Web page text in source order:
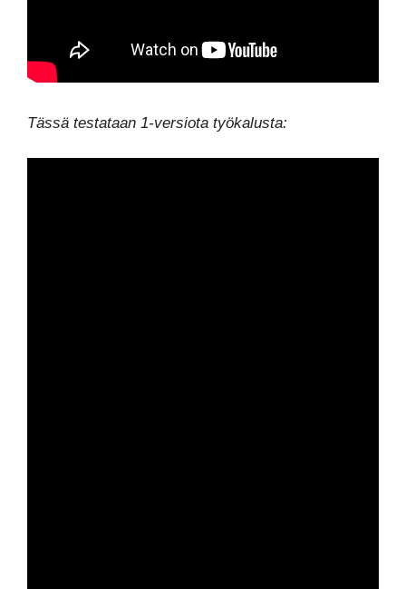
Tässä testataan 1-versiota työkalusta: